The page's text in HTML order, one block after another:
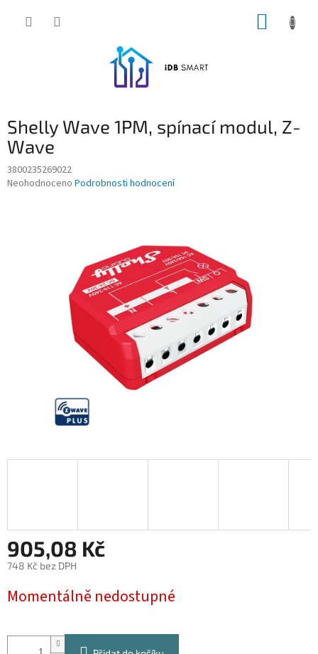
Shelly Wave 1PM, spínací modul, Z-
Wave
3800235269022
Průměrné
Neohodnoceno Podrobnosti hodnocení
905,08 Kč
748 Kč bez DPH
cena:
Momentálně nedostupné